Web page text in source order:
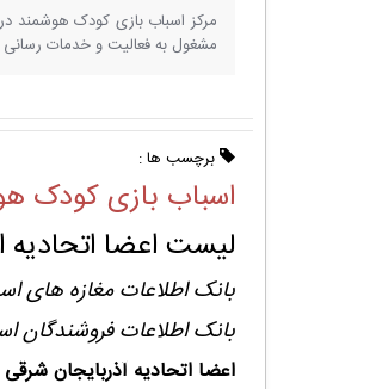
مرکز اسباب بازی کودک هوشمند
مشغول به فعالیت و خدمات
برچسب ها :
اسباب بازی کودک
لیست اعضا
بانک اطلاعات مغازه های
بانک اطلاعات فروشندگان
اعضا اتحادیه آذربایجان شرقی